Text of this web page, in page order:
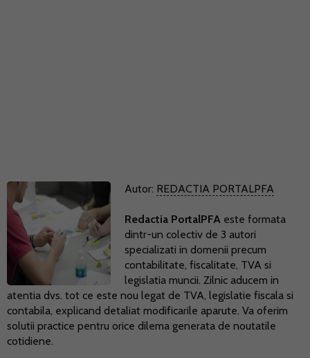
Autor: REDACTIA PORTALPFA
Redactia PortalPFA este formata
dintr-un colectiv de 3 autori
specializati in domenii precum
contabilitate, fiscalitate, TVA si
legislatia muncii. Zilnic aducem in
atentia dvs. tot ce este nou legat de TVA, legislatie fiscala si
contabila, explicand detaliat modificarile aparute. Va oferim
solutii practice pentru orice dilema generata de noutatile
cotidiene.